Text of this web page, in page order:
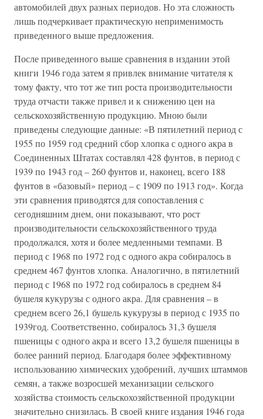
автомобилей двух разных периодов. Но эта сложность
лишь подчеркивает практическую неприменимость
приведенного выше предложения.
После приведенного выше сравнения в издании этой
книги 1946 года затем я привлек внимание читателя к
тому факту, что тот же тип роста производительности
труда отчасти также привел и к снижению цен на
сельскохозяйственную продукцию. Мною были
приведены следующие данные: «В пятилетний период с
1955 по 1959 год средний сбор хлопка с одного акра в
Соединенных Штатах составлял 428 фунтов, в период с
1939 по 1943 год – 260 фунтов и, наконец, всего 188
фунтов в «базовый» период – с 1909 по 1913 год». Когда
эти сравнения приводятся для сопоставления с
сегодняшним днем, они показывают, что рост
производительности сельскохозяйственного труда
продолжался, хотя и более медленными темпами. В
период с 1968 по 1972 год с одного акра собиралось в
среднем 467 фунтов хлопка. Аналогично, в пятилетний
период с 1968 по 1972 год собиралось в среднем 84
бушеля кукурузы с одного акра. Для сравнения – в
среднем всего 26,1 бушель кукурузы в период с 1935 по
1939год. Соответственно, собиралось 31,3 бушеля
пшеницы с одного акра и всего 13,2 бушеля пшеницы в
более ранний период. Благодаря более эффективному
использованию химических удобрений, лучших штаммов
семян, а также возросшей механизации сельского
хозяйства стоимость сельскохозяйственной продукции
значительно снизилась. В своей книге издания 1946 года